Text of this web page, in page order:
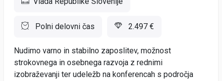
Polni delovni čas 2.497 €
Nudimo varno in stabilno zaposlitev, možnost
strokovnega in osebnega razvoja z rednimi
izobraževanji ter udeležb na konferencah s področja